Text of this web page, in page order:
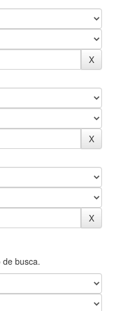
busca.